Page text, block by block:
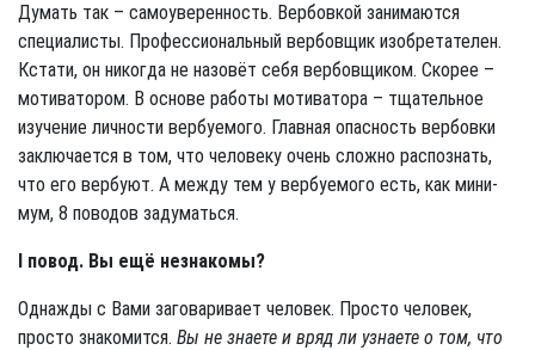
Думать так – самоуверенность. Вербовкой занимаются
специалисты. Профессиональный вербовщик изобретателен.
Кстати, он никогда не назовёт себя вербовщиком. Скорее –
мотиватором. В основе работы мотиватора – тщательное
изучение личности вербуемого. Главная опасность вербовки
заключается в том, что человеку очень слож­но распознать,
что его вербуют. А между тем у вербуемого есть, как мини­
мум, 8 поводов задуматься.
I повод. Вы ещё незнакомы?
Однажды с Вами заговаривает человек. Просто человек,
просто знакомит­ся. Вы не знаете и вряд ли узнаете о том, что